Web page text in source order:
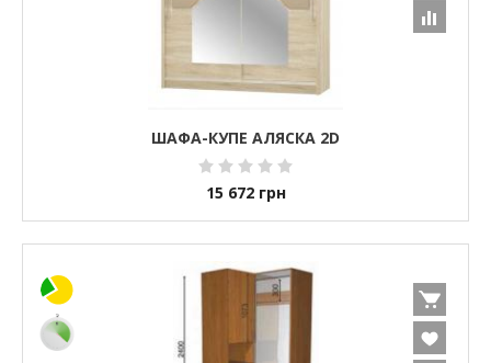
ШАФА-КУПЕ АЛЯСКА 2D
15 672 грн